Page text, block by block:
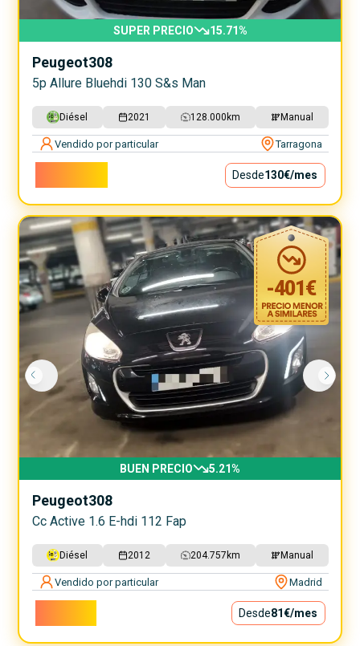
SUPER PRECIO 15.71%
Peugeot308
5p Allure Bluehdi 130 S&s Man
Diésel 2021 128.000 km Manual
Vendido por particular Tarragona
Desde130€/mes
-401€
BUEN PRECIO 5.21%
Peugeot308
Cc Active 1.6 E-hdi 112 Fap
Diésel 2012 204.757 km Manual
Vendido por particular Madrid
Desde81€/mes